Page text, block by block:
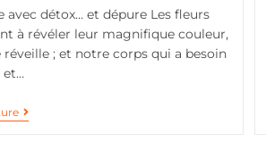
détox… et dépure Les fleurs
à révéler leur magnifique couleur,
réveille ; et notre corps qui a besoin
et…